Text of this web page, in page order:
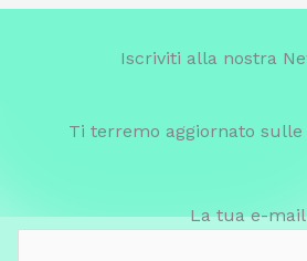
Iscriviti alla nostra
Ti terremo aggiornato
La tua e-mail